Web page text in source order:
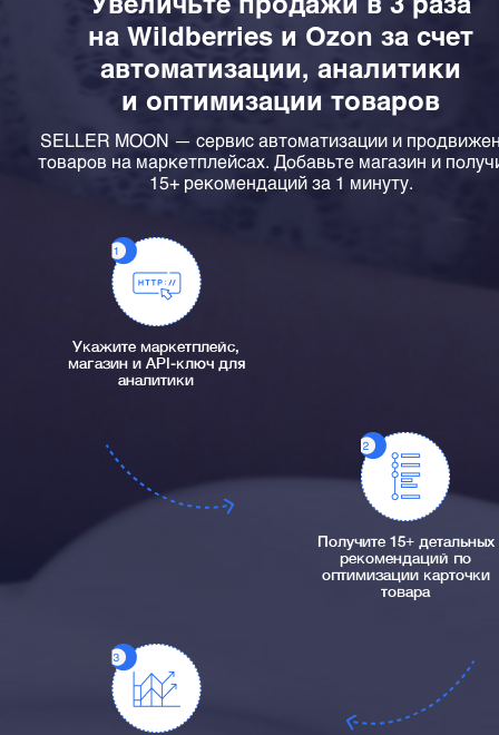
на Wildberries и Ozon за счет
автоматизации, аналитики
и оптимизации товаров
SELLER MOON — сервис автоматизации и
товаров на маркетплейсах. Добавьте магазин и
15+ рекомендаций за 1 минуту.
Укажите маркетплейс,
магазин и API-ключ для
аналитики
Получите 15+ детальных
рекомендаций по
оптимизации карточки
товара